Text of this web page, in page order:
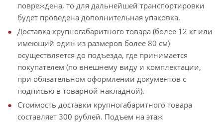
повреждена, то для дальнейшей транспортировки
будет проведена дополнительная упаковка.
Доставка крупногабаритного товара (более 12 кг или
имеющий один из размеров более 80 см)
осуществляется до подъезда, где принимается
покупателем (по внешнему виду и комплектации,
при обязательном оформлении документов с
подписью в товарной накладной).
Стоимость доставки крупногабаритного товара
составляет 300 рублей. Подъем на этаж